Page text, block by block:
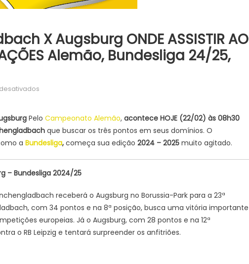
X Augsburg ONDE ASSISTIR AO
Alemão, Bundesliga 24/25,
x
Augsburg
ONDE
VIVO,
ESCALAÇÕES
Alemão,
Bundesliga
Pelo Campeonato Alemão, acontece HOJE (22/02) às 08h30
que buscar os três pontos em seus domínios. O
a Bundesliga, começa sua edição 2024 – 2025 muito agitado.
– Bundesliga 2024/25
receberá o Augsburg no Borussia-Park para a 23ª
com 34 pontos e na 8ª posição, busca uma vitória importante
europeias. Já o Augsburg, com 28 pontos e na 12ª
o RB Leipzig e tentará surpreender os anfitriões.